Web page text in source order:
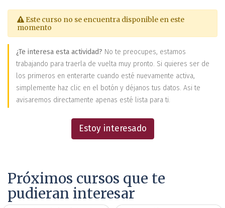
Este curso no se encuentra disponible en este
momento
¿Te interesa esta actividad? No te preocupes, estamos
trabajando para traerla de vuelta muy pronto. Si quieres ser de
los primeros en enterarte cuando esté nuevamente activa,
simplemente haz clic en el botón y déjanos tus datos. Asi te
avisaremos directamente apenas esté lista para ti.
Estoy interesado
Próximos cursos que te
pudieran interesar